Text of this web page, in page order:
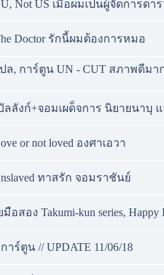
U, Not US เมื่อผมเป็นผู้จัดการดา
Doctor รักนี้ผมต้องการหมอ
ล, การ์ตูน UN - CUT สภาพดีมาก
ลังก์+จอมเผด็จการ นิยายนาบุ
or not loved องศาเอวา
ทาสรัก จอมราชันย์
สอง Takumi-kun series, Happy
ร์ตูน // UPDATE 11/06/18